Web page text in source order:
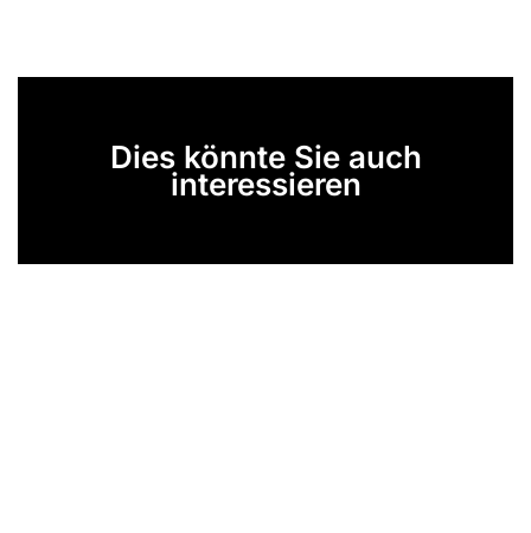
Dies könnte Sie auch
interessieren